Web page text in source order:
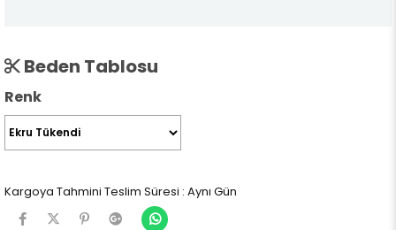
Beden Tablosu
Renk
Kargoya Tahmini Teslim Süresi : Aynı Gün